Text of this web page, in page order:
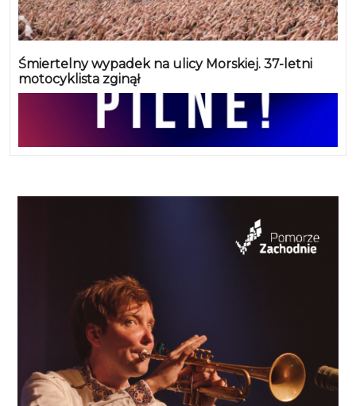
Śmiertelny wypadek na ulicy Morskiej. 37-letni
motocyklista zginął